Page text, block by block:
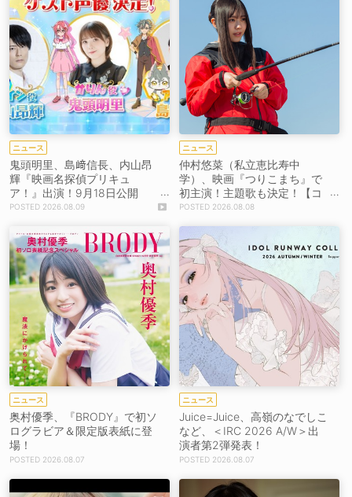
ニュース
鬼頭明里、島﨑信長、内山昂
輝『映画名探偵プリキュ
ア！』出演！9月18日公開
【コメントあり】
2026.08.09
ニュース
仲村悠菜（私立恵比寿中
学）、映画『つりこまち』で
初主演！主題歌も決定！【コ
メントあり】
2026.08.08
ニュース
奥村優季、『BRODY』で初ソ
ログラビア＆限定版表紙に登
場！
2026.08.07
ニュース
Juice=Juice、高嶺のなでしこ
など、＜IRC 2026 A/W＞出
演者第2弾発表！
2026.08.07